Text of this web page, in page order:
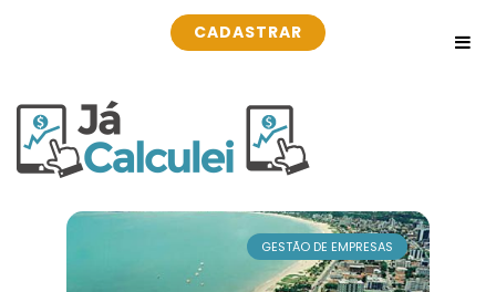
CADASTRAR
GESTÃO DE EMPRESAS